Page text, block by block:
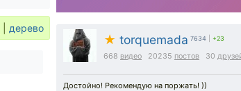
★ torquemada 7634 +23
668 видео 20235 постов 30
Достойно! Рекомендую на поржать! ))
дерево